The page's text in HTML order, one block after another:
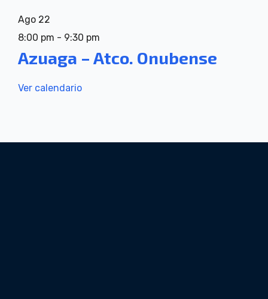
Ago 22
8:00 pm - 9:30 pm
Azuaga – Atco. Onubense
Ver calendario